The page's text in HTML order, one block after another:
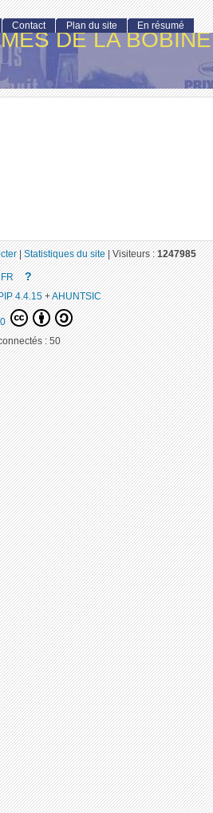
DE LA BOBINE
Contact Plan du site En résumé
|Statistiques du site|Visiteurs :1247985
?
4.4.15+AHUNTSIC
:50